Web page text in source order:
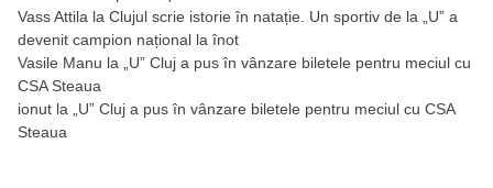
Vass Attila la Clujul scrie istorie în natație. Un sportiv de la „U” a
devenit campion național la înot
Vasile Manu la
„U” Cluj a pus în vânzare biletele pentru meciul cu
CSA Steaua
ionut la
„U” Cluj a pus în vânzare biletele pentru meciul cu CSA
Steaua